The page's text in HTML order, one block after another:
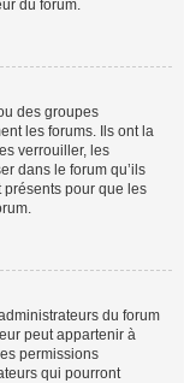
du forum.
des groupes
les forums. Ils ont la
verrouiller, les
dans le forum qu’ils
pour que les
du forum
peut appartenir à
permissions
qui pourront